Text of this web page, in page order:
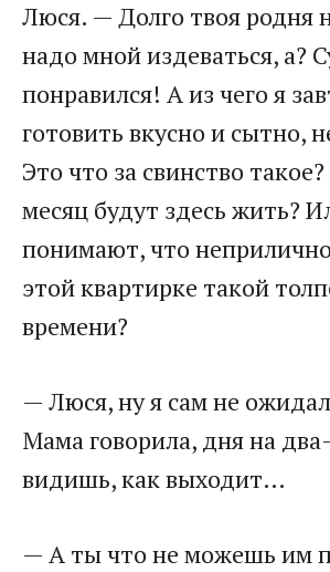
Люся. — Долго твоя родня
надо мной издеваться, а?
понравился! А из чего я
готовить вкусно и сытно,
Это что за свинство
месяц будут здесь жить?
понимают, что
этой квартирке такой
времени?​
​— Люся, ну я сам не
Мама говорила, дня на
видишь, как выходит…​
​— А ты что не можешь им